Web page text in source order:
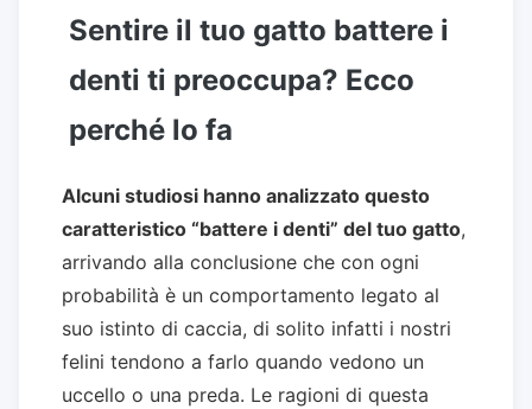
Sentire il tuo gatto battere i
denti ti preoccupa? Ecco
perché lo fa
Alcuni studiosi hanno analizzato questo
caratteristico “battere i denti” del tuo gatto,
arrivando alla conclusione che con ogni
probabilità è un comportamento legato al
suo istinto di caccia, di solito infatti i nostri
felini tendono a farlo quando vedono un
uccello o una preda. Le ragioni di questa